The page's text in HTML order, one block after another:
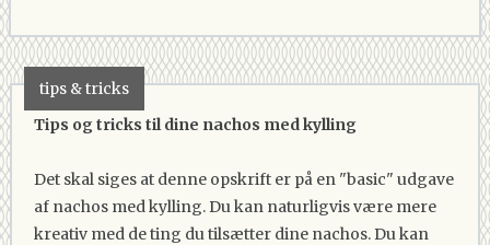
tips & tricks
Tips og tricks til dine nachos med kylling
Det skal siges at denne opskrift er på en "basic" udgave
af nachos med kylling. Du kan naturligvis være mere
kreativ med de ting du tilsætter dine nachos. Du kan